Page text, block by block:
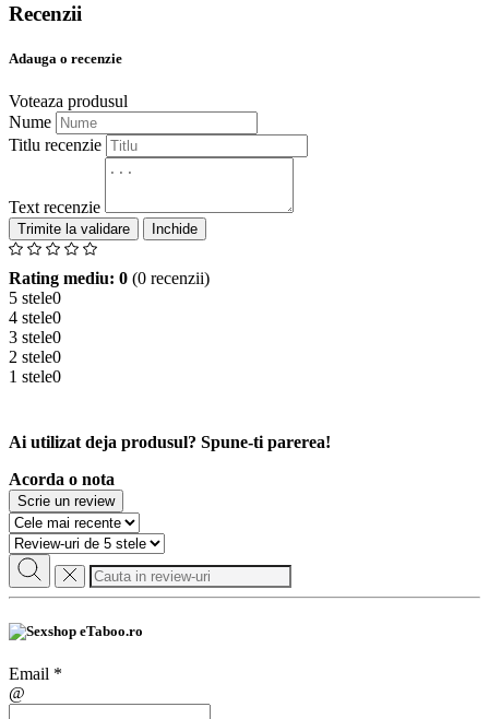
Recenzii
Adauga o recenzie
Voteaza produsul
Nume
Titlu recenzie
Text recenzie
Inchide
Rating mediu: 0 (0 recenzii)
5 stele0
4 stele0
3 stele0
2 stele0
1 stele0
Ai utilizat deja produsul? Spune-ti parerea!
Acorda o nota
Scrie un review
Email *
@